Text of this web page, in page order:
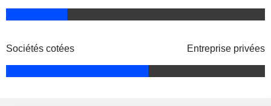
Marine Shipping
Tonje Eskeland Foss
SalMar Aker Ocean AS
Morten Loktu
Sociétés cotées Entreprise privées